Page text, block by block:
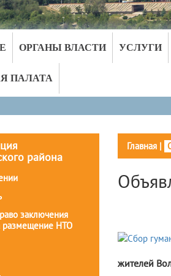
ОРГАНЫ ВЛАСТИ УСЛУГИ
ПАЛАТА
района
заключения
размещение НТО
Главная|
жителей